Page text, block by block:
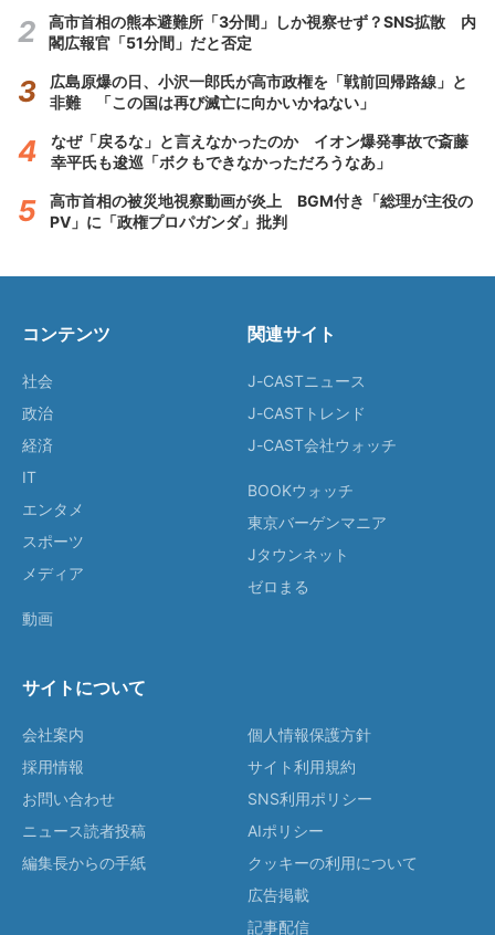
高市首相の熊本避難所「3分間」しか視察せず？SNS拡散 内
閣広報官「51分間」だと否定
広島原爆の日、小沢一郎氏が高市政権を「戦前回帰路線」と
非難 「この国は再び滅亡に向かいかねない」
なぜ「戻るな」と言えなかったのか イオン爆発事故で斎藤
幸平氏も逡巡「ボクもできなかっただろうなあ」
高市首相の被災地視察動画が炎上 BGM付き「総理が主役の
PV」に「政権プロパガンダ」批判
コンテンツ
社会
政治
経済
IT
エンタメ
スポーツ
メディア
動画
関連サイト
J-CASTニュース
J-CASTトレンド
J-CAST会社ウォッチ
BOOKウォッチ
東京バーゲンマニア
Jタウンネット
ゼロまる
サイトについて
会社案内
採用情報
お問い合わせ
ニュース読者投稿
編集長からの手紙
個人情報保護方針
サイト利用規約
SNS利用ポリシー
AIポリシー
クッキーの利用について
広告掲載
記事配信